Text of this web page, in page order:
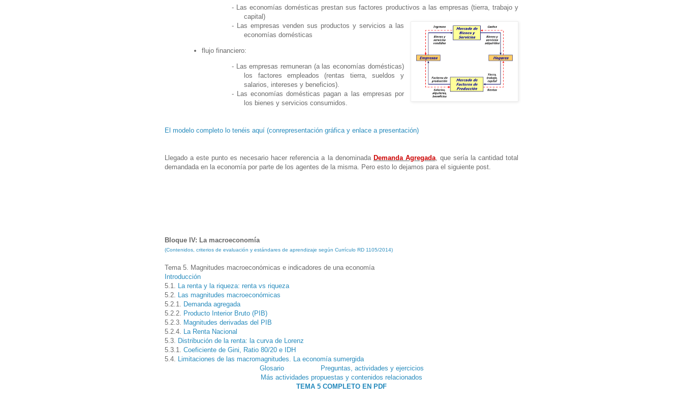
-
Las economías domésticas prestan sus factores productivos a las empresas (tierra, trabajo y
capital)
-
Las empresas venden sus productos y servicios a las
economías domésticas
flujo financiero:
- Las empresas remuneran (a las economías domésticas)
los factores empleados (rentas tierra, sueldos y
salarios, intereses y beneficios).
- Las economías domésticas pagan a las empresas por
los bienes y servicios consumidos.
El modelo completo lo tenéis aquí (conrepresentación gráfica y enlace a presentación)
Llegado a este punto es necesario hacer referencia a la denominada Demanda Agregada, que sería la cantidad total
demandada en la economía por parte de los agentes de la misma. Pero esto lo dejamos para el siguiente post.
Bloque IV: La macroeconomía
(Contenidos, criterios de evaluación y estándares de aprendizaje según Currículo RD 1105/2014)
Tema 5. Magnitudes macroeconómicas e indicadores de una economía
Introducción
5.1. La renta y la riqueza: renta vs riqueza
5.2. Las magnitudes macroeconómicas
5.2.1. Demanda agregada
5.2.2. Producto Interior Bruto (PIB)
5.2.3. Magnitudes derivadas del PIB
5.2.4. La Renta Nacional
5.3. Distribución de la renta: la curva de Lorenz
5.3.1. Coeficiente de Gini, Ratio 80/20 e IDH
5.4. Limitaciones de las macromagnitudes. La economía sumergida
Glosario
Preguntas, actividades y ejercicios
Más actividades propuestas y contenidos relacionados
TEMA 5 COMPLETO EN PDF